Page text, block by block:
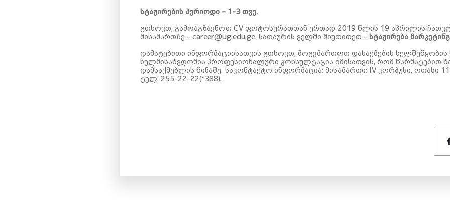
სტაჟირების პერიოდი - 1-3 თვე.
გთხოვთ, გამოაგზავნოთ CV ფოტოსურათთან ერთად 2019 წლის 19 აპრილის
მისამართზე - career@ug.edu.ge. სათაურის ველში მიუთითეთ - სტაჟირება
დამატებითი ინფორმაციისათვის გთხოვთ, მოგვმართოთ დასაქმების ხელშეწყობის
ხელმისაწვდომია პროფესიონალური კონსულტაცია იმისათვის, რომ წარმატებით
დამსაქმებლის წინაშე. საკონტაქტო ინფორმაცია: მისამართი: IV კორპუსი, ოთახი
ტელ: 255-22-22(*388).